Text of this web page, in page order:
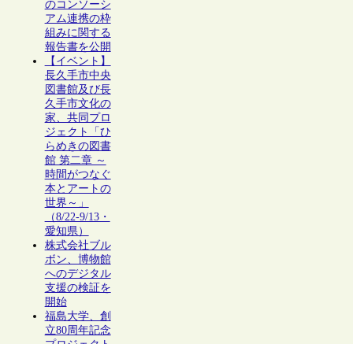
のコンソーシ
アム連携の枠
組みに関する
報告書を公開
【イベント】
長久手市中央
図書館及び長
久手市文化の
家、共同プロ
ジェクト「ひ
らめきの図書
館 第二章 ～
時間がつなぐ
本とアートの
世界～」
（8/22-9/13・
愛知県）
株式会社ブル
ボン、博物館
へのデジタル
支援の検証を
開始
福島大学、創
立80周年記念